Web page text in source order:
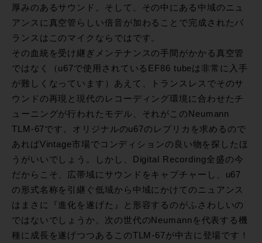
厚みのあるサウンド。そして、その中にある中域のニュ
アンスに真空管らしい倍音が加わることで完成されたバ
ランスはこのマイクならではです。
その血統を受け継ぎメンテナンスの手間がかかる真空管
ではなく（u67で使用されているEF86 tubeは非常に入手
が難しくなっています）あえて、トランスレスでそのサ
ウンドの再現と現代のレコーディング環境に合わせたチ
ューニングが行われたモデル、それがこのNeumann
TLM-67です。オリジナルのu67のレプリカを求めるので
あればVintage市場でコンディションの良い物を探したほ
うがいいでしょう。しかし、Digital Recording全盛の今
だからこそ、広帯域にサウンドをキャプチャーし、u67
の形式名称を引継ぐ低域から中域にかけてのニュアンス
はまさに『進化を遂げた』と形容するのがふさわしいの
ではないでしょうか。次の世代のNeumannを代表する機
種に成長を遂げつつあるこのTLM-67が中古に登場です！